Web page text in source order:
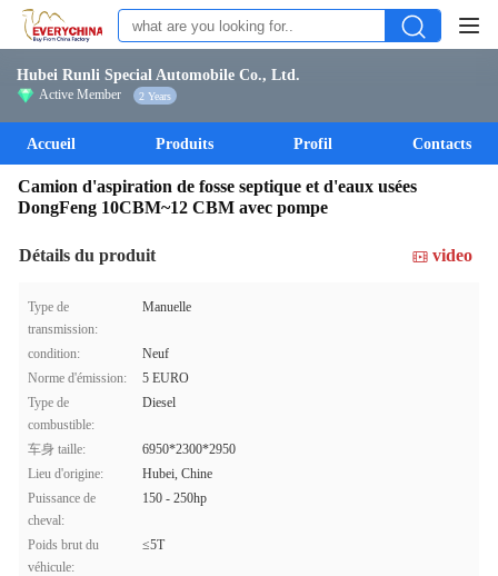
Hubei Runli Special Automobile Co., Ltd.
Active Member 2 Years
Accueil Produits Profil Contacts
Camion d'aspiration de fosse septique et d'eaux usées
DongFeng 10CBM~12 CBM avec pompe
Détails du produit video
Type de
transmission:
Manuelle
condition:
Neuf
Norme d'émission:
5 EURO
Type de
combustible:
Diesel
车身 taille:
6950*2300*2950
Lieu d'origine:
Hubei, Chine
Puissance de
cheval:
150 - 250hp
Poids brut du
véhicule:
≤5T